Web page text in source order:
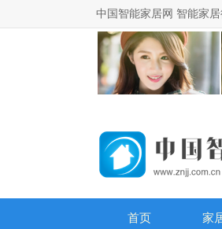
中国智能家居网 智能家
首页 家